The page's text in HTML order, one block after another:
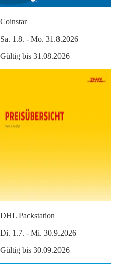
Coinstar
Sa. 1.8. - Mo. 31.8.2026
Gültig bis 31.08.2026
DHL Packstation
Di. 1.7. - Mi. 30.9.2026
Gültig bis 30.09.2026